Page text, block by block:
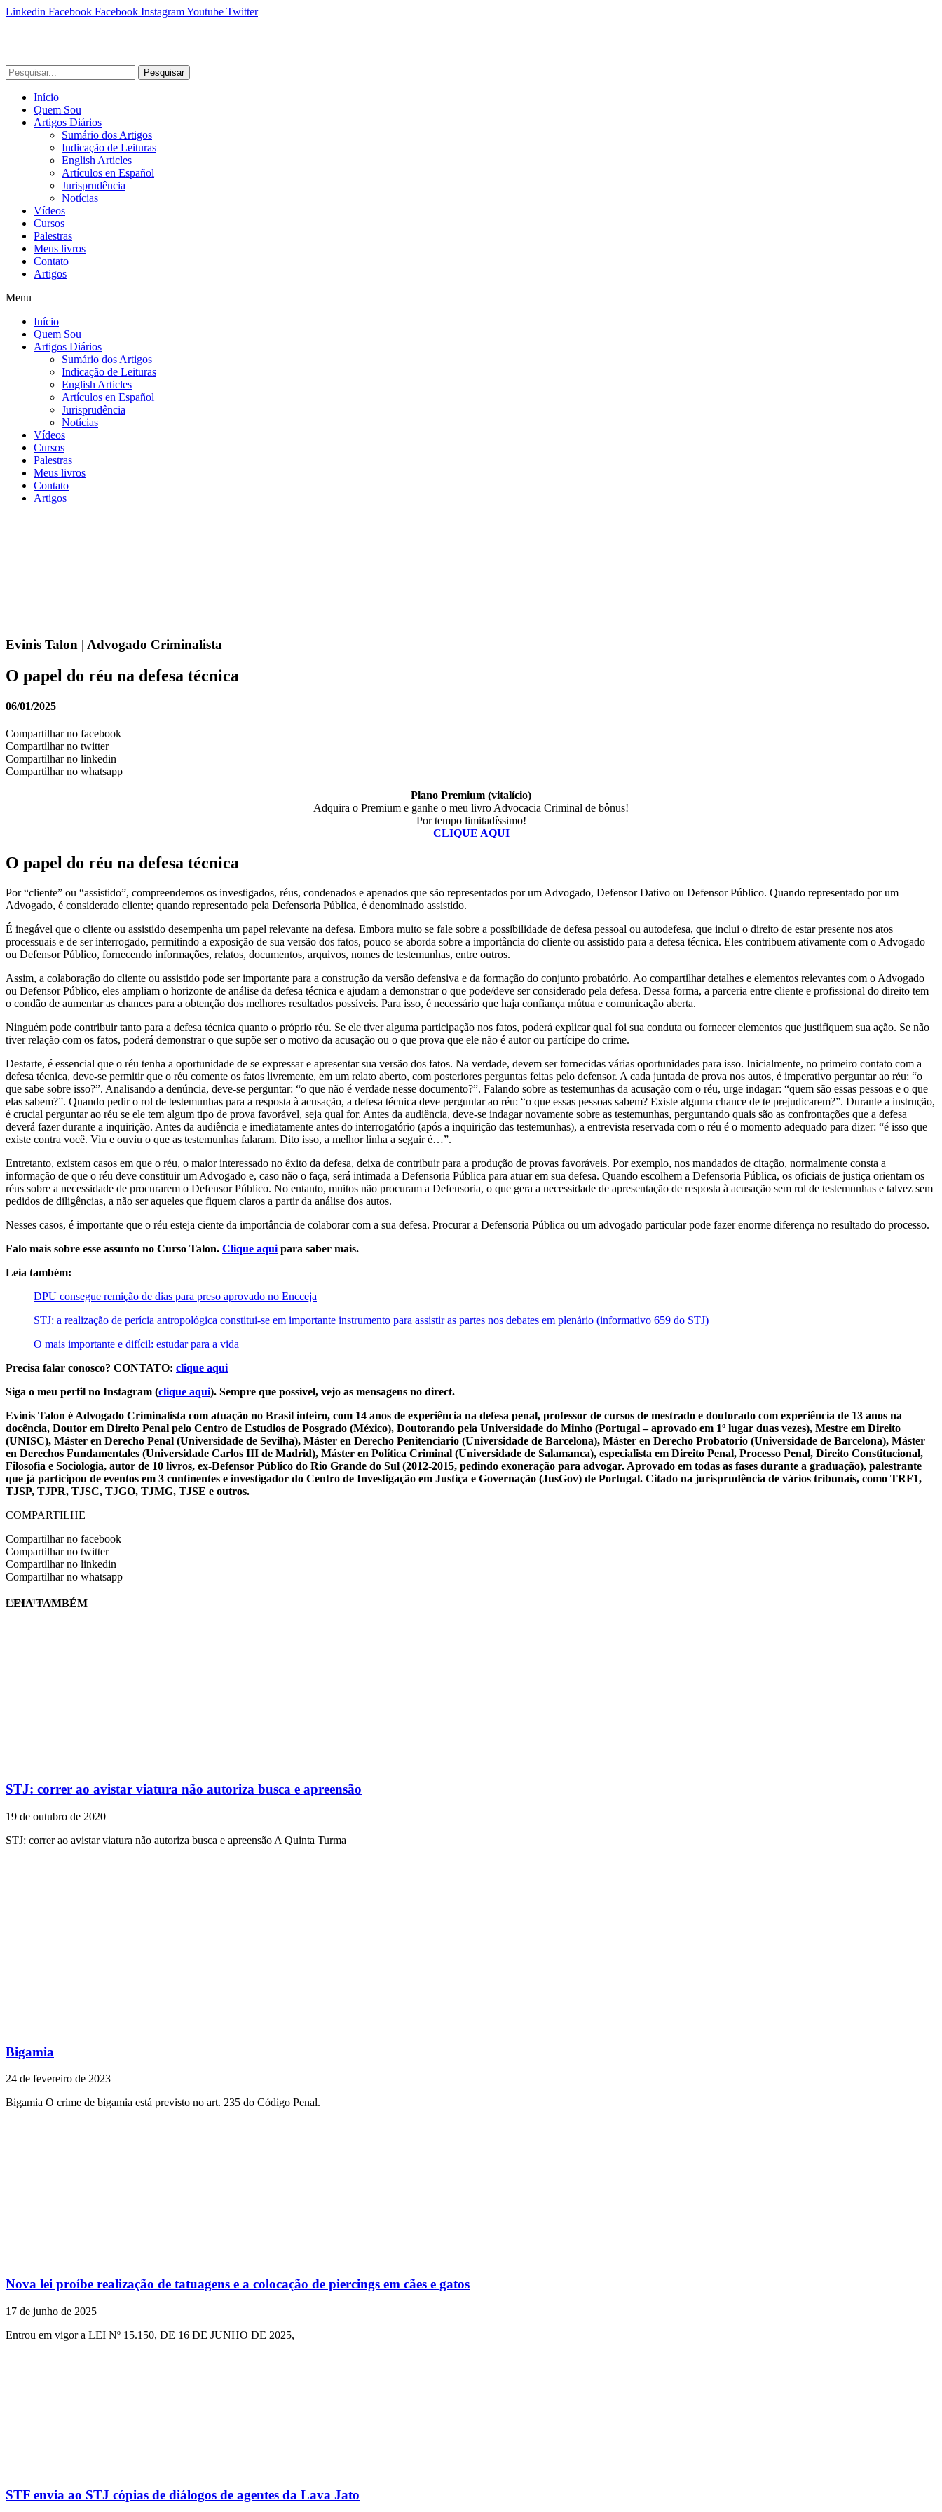
Linkedin Facebook Facebook InstagramYoutube Twitter
Pesquisar
Início
Quem Sou
Artigos Diários
Sumário dos Artigos
Indicação de Leituras
English Articles
Artículos en Español
Jurisprudência
Notícias
Vídeos
Cursos
Palestras
Meus livros
Contato
Artigos
Menu
Início
Quem Sou
Artigos Diários
Sumário dos Artigos
Indicação de Leituras
English Articles
Artículos en Español
Jurisprudência
Notícias
Vídeos
Cursos
Palestras
Meus livros
Contato
Artigos
Evinis Talon | Advogado Criminalista
O papel do réu na defesa técnica
06/01/2025
Compartilhar no facebook
Compartilhar no twitter
Compartilhar no linkedin
Compartilhar no whatsapp
Plano Premium (vitalício)
Adquira o Premium e ganhe o meu livro Advocacia Criminal de bônus!
Por tempo limitadíssimo!
CLIQUE AQUI
O papel do réu na defesa técnica
Por “cliente” ou “assistido”, compreendemos os investigados, réus, condenados e apenados que são representados por um Advogado, Defensor Dativo ou Defensor Público. Quando representado por um
Advogado, é considerado cliente; quando representado pela Defensoria Pública, é denominado assistido.
É inegável que o cliente ou assistido desempenha um papel relevante na defesa. Embora muito se fale sobre a possibilidade de defesa pessoal ou autodefesa, que inclui o direito de estar presente nos atos
processuais e de ser interrogado, permitindo a exposição de sua versão dos fatos, pouco se aborda sobre a importância do cliente ou assistido para a defesa técnica. Eles contribuem ativamente com o Advogado
ou Defensor Público, fornecendo informações, relatos, documentos, arquivos, nomes de testemunhas, entre outros.
Assim, a colaboração do cliente ou assistido pode ser importante para a construção da versão defensiva e da formação do conjunto probatório. Ao compartilhar detalhes e elementos relevantes com o Advogado
ou Defensor Público, eles ampliam o horizonte de análise da defesa técnica e ajudam a demonstrar o que pode/deve ser considerado pela defesa. Dessa forma, a parceria entre cliente e profissional do direito tem
o condão de aumentar as chances para a obtenção dos melhores resultados possíveis. Para isso, é necessário que haja confiança mútua e comunicação aberta.
Ninguém pode contribuir tanto para a defesa técnica quanto o próprio réu. Se ele tiver alguma participação nos fatos, poderá explicar qual foi sua conduta ou fornecer elementos que justifiquem sua ação. Se não
tiver relação com os fatos, poderá demonstrar o que supõe ser o motivo da acusação ou o que prova que ele não é autor ou partícipe do crime.
Destarte, é essencial que o réu tenha a oportunidade de se expressar e apresentar sua versão dos fatos. Na verdade, devem ser fornecidas várias oportunidades para isso. Inicialmente, no primeiro contato com a
defesa técnica, deve-se permitir que o réu comente os fatos livremente, em um relato aberto, com posteriores perguntas feitas pelo defensor. A cada juntada de prova nos autos, é imperativo perguntar ao réu: “o
que sabe sobre isso?”. Analisando a denúncia, deve-se perguntar: “o que não é verdade nesse documento?”. Falando sobre as testemunhas da acusação com o réu, urge indagar: “quem são essas pessoas e o que
elas sabem?”. Quando pedir o rol de testemunhas para a resposta à acusação, a defesa técnica deve perguntar ao réu: “o que essas pessoas sabem? Existe alguma chance de te prejudicarem?”. Durante a instrução,
é crucial perguntar ao réu se ele tem algum tipo de prova favorável, seja qual for. Antes da audiência, deve-se indagar novamente sobre as testemunhas, perguntando quais são as confrontações que a defesa
deverá fazer durante a inquirição. Antes da audiência e imediatamente antes do interrogatório (após a inquirição das testemunhas), a entrevista reservada com o réu é o momento adequado para dizer: “é isso que
existe contra você. Viu e ouviu o que as testemunhas falaram. Dito isso, a melhor linha a seguir é…”.
Entretanto, existem casos em que o réu, o maior interessado no êxito da defesa, deixa de contribuir para a produção de provas favoráveis. Por exemplo, nos mandados de citação, normalmente consta a
informação de que o réu deve constituir um Advogado e, caso não o faça, será intimada a Defensoria Pública para atuar em sua defesa. Quando escolhem a Defensoria Pública, os oficiais de justiça orientam os
réus sobre a necessidade de procurarem o Defensor Público. No entanto, muitos não procuram a Defensoria, o que gera a necessidade de apresentação de resposta à acusação sem rol de testemunhas e talvez sem
pedidos de diligências, a não ser aqueles que fiquem claros a partir da análise dos autos.
Nesses casos, é importante que o réu esteja ciente da importância de colaborar com a sua defesa. Procurar a Defensoria Pública ou um advogado particular pode fazer enorme diferença no resultado do processo.
Falo mais sobre esse assunto no Curso Talon. Clique aqui para saber mais.
Leia também:
DPU consegue remição de dias para preso aprovado no Encceja
STJ: a realização de perícia antropológica constitui-se em importante instrumento para assistir as partes nos debates em plenário (informativo 659 do STJ)
O mais importante e difícil: estudar para a vida
Precisa falar conosco? CONTATO: clique aqui
Siga o meu perfil no Instagram (clique aqui). Sempre que possível, vejo as mensagens no direct.
Evinis Talon é Advogado Criminalista com atuação no Brasil inteiro, com 14 anos de experiência na defesa penal, professor de cursos de mestrado e doutorado com experiência de 13 anos na
docência, Doutor em Direito Penal pelo Centro de Estudios de Posgrado (México), Doutorando pela Universidade do Minho (Portugal – aprovado em 1º lugar duas vezes), Mestre em Direito
(UNISC), Máster en Derecho Penal (Universidade de Sevilha), Máster en Derecho Penitenciario (Universidade de Barcelona), Máster en Derecho Probatorio (Universidade de Barcelona), Máster
en Derechos Fundamentales (Universidade Carlos III de Madrid), Máster en Política Criminal (Universidade de Salamanca), especialista em Direito Penal, Processo Penal, Direito Constitucional,
Filosofia e Sociologia, autor de 10 livros, ex-Defensor Público do Rio Grande do Sul (2012-2015, pedindo exoneração para advogar. Aprovado em todas as fases durante a graduação), palestrante
que já participou de eventos em 3 continentes e investigador do Centro de Investigação em Justiça e Governação (JusGov) de Portugal. Citado na jurisprudência de vários tribunais, como TRF1,
TJSP, TJPR, TJSC, TJGO, TJMG, TJSE e outros.
COMPARTILHE
Compartilhar no facebook
Compartilhar no twitter
Compartilhar no linkedin
Compartilhar no whatsapp
EVINIS TALON
LEIA TAMBÉM
STJ: correr ao avistar viatura não autoriza busca e apreensão
19 de outubro de 2020
STJ: correr ao avistar viatura não autoriza busca e apreensão A Quinta Turma
Bigamia
24 de fevereiro de 2023
Bigamia O crime de bigamia está previsto no art. 235 do Código Penal.
Nova lei proíbe realização de tatuagens e a colocação de piercings em cães e gatos
17 de junho de 2025
Entrou em vigor a LEI Nº 15.150, DE 16 DE JUNHO DE 2025,
STF envia ao STJ cópias de diálogos de agentes da Lava Jato